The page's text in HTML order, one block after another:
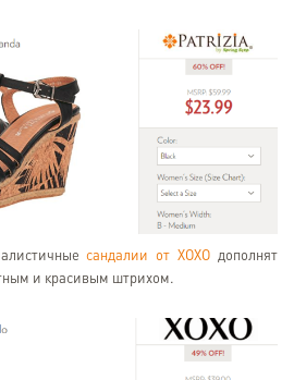
сандалии от ХОХО дополнят
и красивым штрихом.